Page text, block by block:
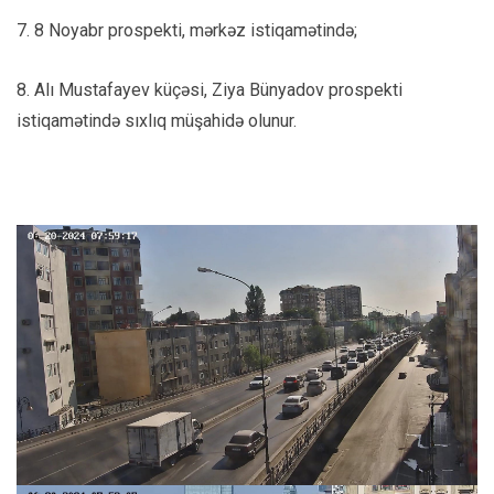
7. 8 Noyabr prospekti, mərkəz istiqamətində;
8. Alı Mustafayev küçəsi, Ziya Bünyadov prospekti
istiqamətində sıxlıq müşahidə olunur.